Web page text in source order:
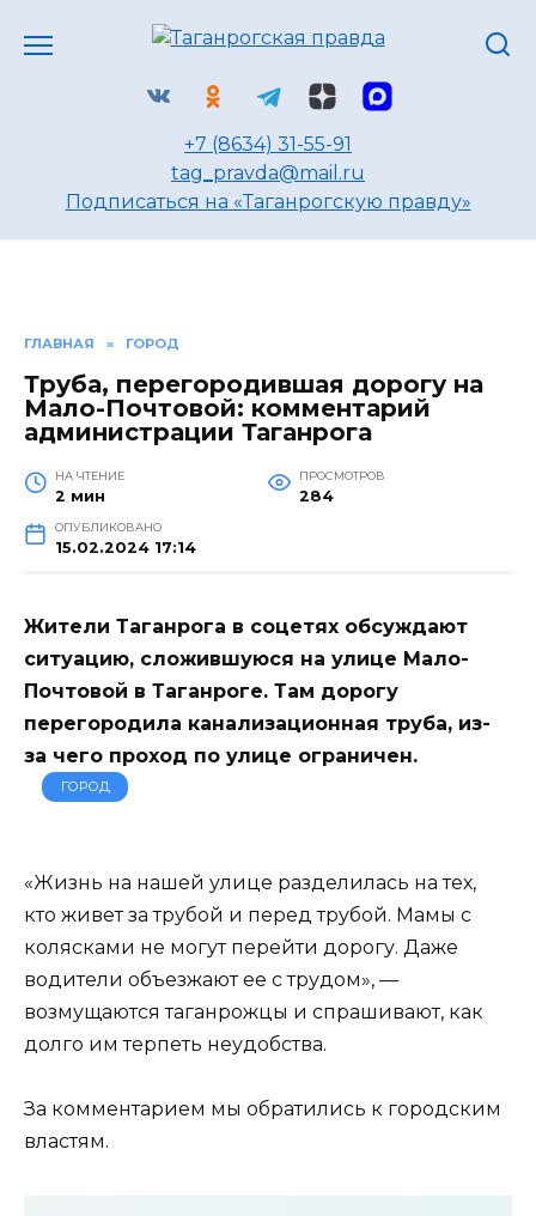
+7 (8634) 31-55-91
tag_pravda@mail.ru
Подписаться на «Таганрогскую правду»
ГЛАВНАЯ » ГОРОД
Труба, перегородившая дорогу на
Мало-Почтовой: комментарий
администрации Таганрога
НА ЧТЕНИЕ
2 мин
ПРОСМОТРОВ
284
ОПУБЛИКОВАНО
15.02.2024 17:14
Жители Таганрога в соцетях обсуждают
ситуацию, сложившуюся на улице Мало-
Почтовой в Таганроге. Там дорогу
перегородила канализационная труба, из-
за чего проход по улице ограничен.
ГОРОД
«Жизнь на нашей улице разделилась на тех,
кто живет за трубой и перед трубой. Мамы с
колясками не могут перейти дорогу. Даже
водители объезжают ее с трудом», —
возмущаются таганрожцы и спрашивают, как
долго им терпеть неудобства.
За комментарием мы обратились к городским
властям.